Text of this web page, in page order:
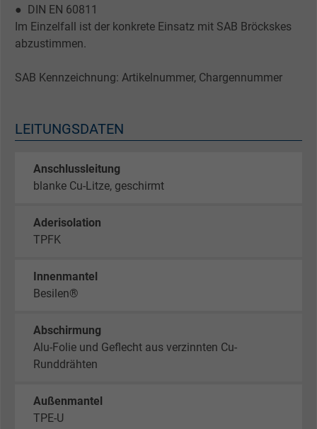
● DIN EN 60811
Im Einzelfall ist der konkrete Einsatz mit SAB Bröckskes
abzustimmen.
SAB Kennzeichnung: Artikelnummer, Chargennummer
LEITUNGSDATEN
Anschlussleitung
blanke Cu-Litze, geschirmt
Aderisolation
TPFK
Innenmantel
Besilen®
Abschirmung
Alu-Folie und Geflecht aus verzinnten Cu-
Runddrähten
Außenmantel
TPE-U